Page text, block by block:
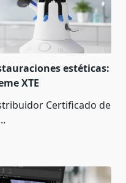
estéticas:
XTE
Certificado de